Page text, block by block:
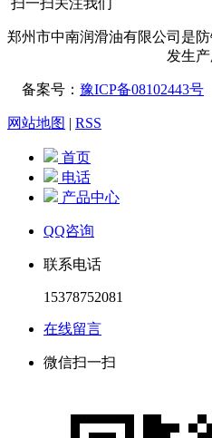
扫一扫关注我们
郑州市中南润滑油有限公司是
发生
备案号： 豫ICP备08102443号
网站地图 | RSS
首页
电话
产品中心
QQ咨询
联系电话
15378752081
在线留言
微信扫一扫